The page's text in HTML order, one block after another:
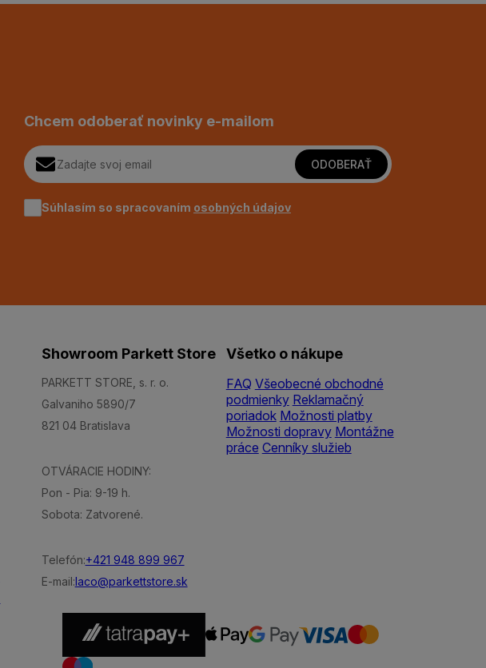
Chcem odoberať novinky e-mailom
ODOBERAŤ
Súhlasím so spracovaním osobných údajov
Showroom Parkett Store
PARKETT STORE, s. r. o.
Galvaniho 5890/7
821 04 Bratislava
OTVÁRACIE HODINY:
Pon - Pia: 9-19 h.
Sobota: Zatvorené.
Telefón:+421 948 899 967
E-mail: laco@parkettstore.sk
Všetko o nákupe
FAQ Všeobecné obchodné
podmienky Reklamačný
poriadok Možnosti platby
Možnosti dopravy Montážne
práce Cenníky služieb